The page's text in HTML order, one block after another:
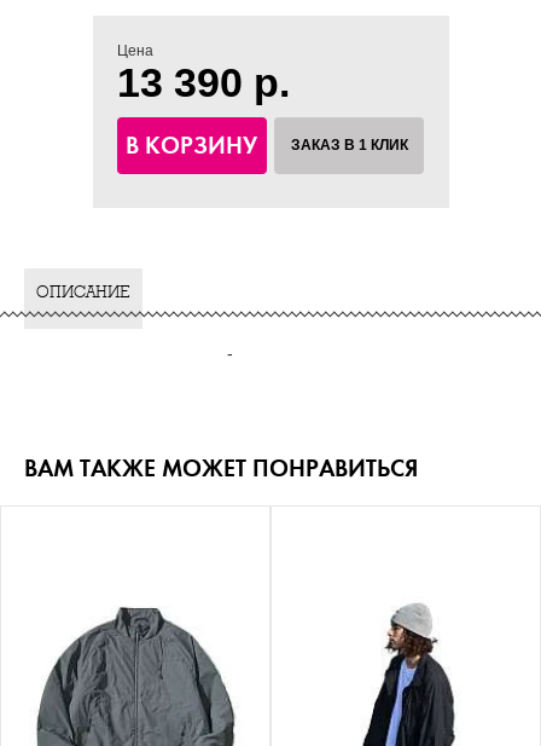
Цена
13 390 р.
В КОРЗИНУ ЗАКАЗ В 1 КЛИК
ОПИСАНИЕ
-
ВАМ ТАКЖЕ МОЖЕТ ПОНРАВИТЬСЯ